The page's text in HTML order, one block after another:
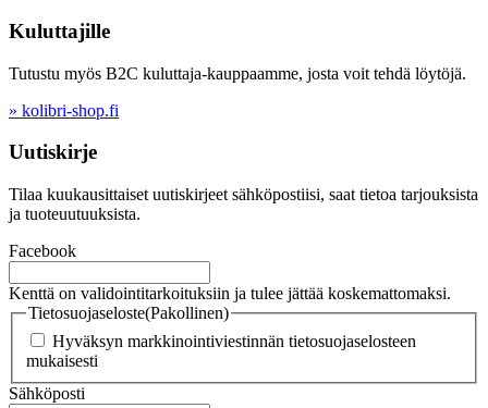
Kuluttajille
Tutustu myös B2C kuluttaja-kauppaamme, josta voit tehdä löytöjä.
» kolibri-shop.fi
Uutiskirje
Tilaa kuukausittaiset uutiskirjeet sähköpostiisi, saat tietoa tarjouksista
ja tuoteuutuuksista.
Facebook
Kenttä on validointitarkoituksiin ja tulee jättää koskemattomaksi.
Tietosuojaseloste(Pakollinen)
Hyväksyn markkinointiviestinnän tietosuojaselosteen
mukaisesti
Sähköposti